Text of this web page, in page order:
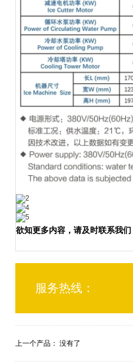
欲知更多内容，请及时联系我
服务热线：
上一个产品： 没有了